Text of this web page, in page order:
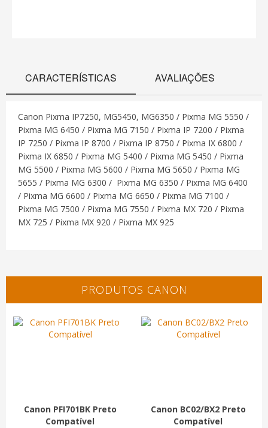
CARACTERÍSTICAS AVALIAÇÕES
Canon Pixma IP7250, MG5450, MG6350 / Pixma MG 5550 /
Pixma MG 6450 / Pixma MG 7150 / Pixma IP 7200 / Pixma
IP 7250 / Pixma IP 8700 / Pixma IP 8750 / Pixma IX 6800 /
Pixma IX 6850 / Pixma MG 5400 / Pixma MG 5450 / Pixma
MG 5500 / Pixma MG 5600 / Pixma MG 5650 / Pixma MG
5655 / Pixma MG 6300 / Pixma MG 6350 / Pixma MG 6400
/ Pixma MG 6600 / Pixma MG 6650 / Pixma MG 7100 /
Pixma MG 7500 / Pixma MG 7550 / Pixma MX 720 / Pixma
MX 725 / Pixma MX 920 / Pixma MX 925
PRODUTOS CANON
Canon PFI701BK Preto
Compatível
Canon BC02/BX2 Preto
Compatível